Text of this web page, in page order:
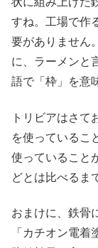
すね。工場で作
要がありません
に、ラーメンと
語で「枠」を意
トリビアはさて
を使っているこ
使っていること
どとは比べるま
おまけに、鉄骨
「カチオン電